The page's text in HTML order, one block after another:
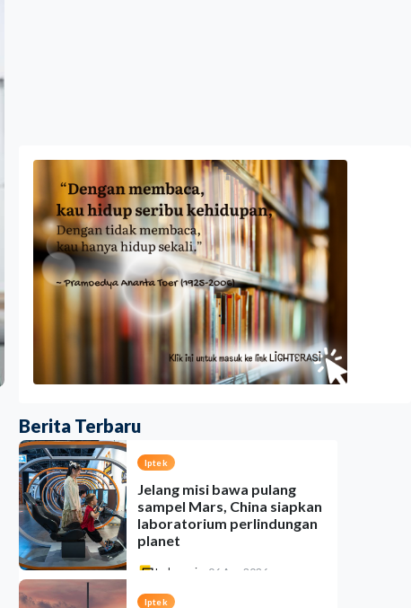
Berita Terbaru
Iptek
Jelang misi bawa pulang
sampel Mars, China siapkan
laboratorium perlindungan
planet
Indonesia 06 Aug 2026
Iptek